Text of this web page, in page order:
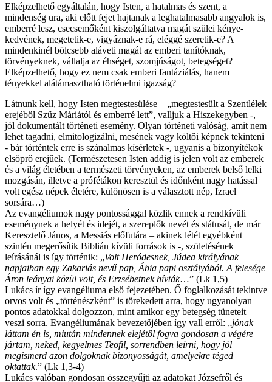
Elképzelhető egyáltalán, hogy Isten, a hatalmas és szent, a
mindenség ura, aki előtt fejet hajtanak a leghatalmasabb angyalok is,
emberré lesz, csecsemőként kiszolgáltatva magát szülei kénye-
kedvének, megetetik-e, vigyáznak-e rá, eléggé szeretik-e? A
mindenkinél bölcsebb aláveti magát az emberi tanítóknak,
törvényeknek, vállalja az éhséget, szomjúságot, betegséget?
Elképzelhető, hogy ez nem csak emberi fantáziálás, hanem
tényekkel alátámasztható történelmi igazság?
Látnunk kell, hogy Isten megtestesülése – „megtestesült a Szentlélek
erejéből Szűz Máriától és emberré lett”, valljuk a Hiszekegyben -,
jól dokumentált történeti esemény. Olyan történeti valóság, amit nem
lehet tagadni, elmitologizálni, mesének vagy költői képnek tekinteni
- bár történtek erre is szánalmas kísérletek -, ugyanis a bizonyítékok
elsöprő erejűek. (Természetesen Isten addig is jelen volt az emberek
és a világ életében a természeti törvényeken, az emberek belső lelki
mozgásán, illetve a prófétákon keresztül és időnként nagy hatással
volt egész népek életére, különösen is a választott nép, Izrael
sorsára…)
Az evangéliumok nagy pontossággal közlik ennek a rendkívüli
eseménynek a helyét és idejét, a szereplők nevét és státusát, de már
Keresztelő János, a Messiás előfutára – akinek létét egyébként
szintén megerősítik Biblián kívüli források is -, születésének
leírásánál is így történik: „Volt Heródesnek, Júdea királyának
napjaiban egy Zakariás nevű pap, Ábia papi osztályából. A felesége
Áron leányai közül volt, és Erzsébetnek hívták…” (Lk 1,5)
Lukács ír így evangéliuma első fejezetében. Ő foglalkozását tekintve
orvos volt és „történészként” is törekedett arra, hogy ugyanolyan
pontos adatokkal dolgozzon, mint amikor egy betegség tüneteit
veszi sorra. Evangéliumának bevezetőjében így vall erről: „jónak
láttam én is, miután mindennek elejétől fogva gondosan a végére
jártam, neked, kegyelmes Teofil, sorrendben leírni, hogy jól
megismerd azon dolgoknak bizonyosságát, amelyekre téged
oktattak.” (Lk 1,3-4)
Lukács valóban gondosan összegyűjti az adatokat Józsefről és